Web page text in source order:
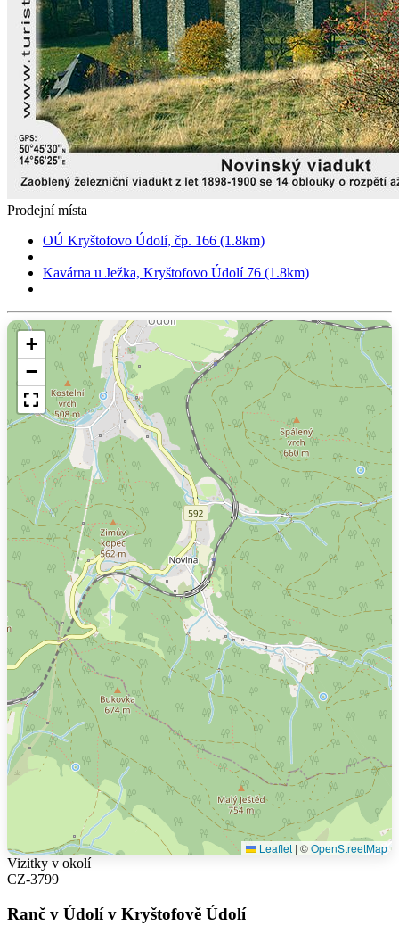
Prodejní místa
OÚ Kryštofovo Údolí, čp. 166 (1.8km)
Kavárna u Ježka, Kryštofovo Údolí 76 (1.8km)
+
−
Leaflet | ©OpenStreetMap
Vizitky v okolí
CZ-3799
Ranč v Údolí v Kryštofově Údolí